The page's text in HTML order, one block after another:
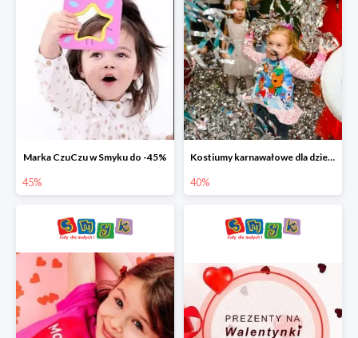
Marka CzuCzu w Smyku do -45%
45%
Kostiumy karnawałowe dla dzieci w Smyku do -40%
40%